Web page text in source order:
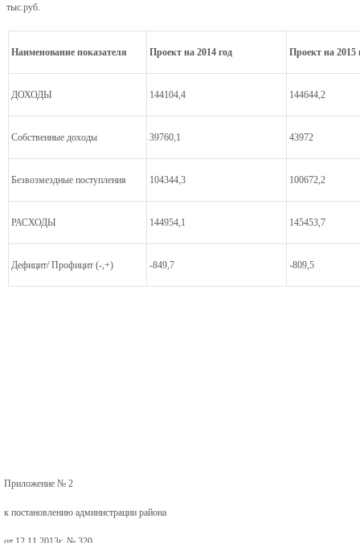
тыс.руб.
Наименование показателя Проект на 2014 год Проект на 2015
ДОХОДЫ 144104,4 144644,2
Собственные доходы 39760,1 43972
Безвозмездные поступления 104344,3 100672,2
РАСХОДЫ 144954,1 145453,7
Дефицит/ Профицит (-,+) -849,7 -809,5
Приложение № 2
к постановлению администрации района